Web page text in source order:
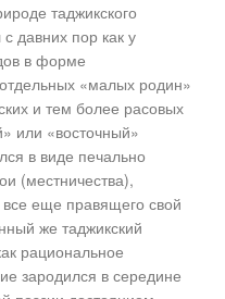
таджикского
давних пор как у
в форме
«малых родин»
и тем более расовых
или «восточный»
в виде печально
(местничества),
все еще правящего свой
же таджикский
рациональное
зародился в середине